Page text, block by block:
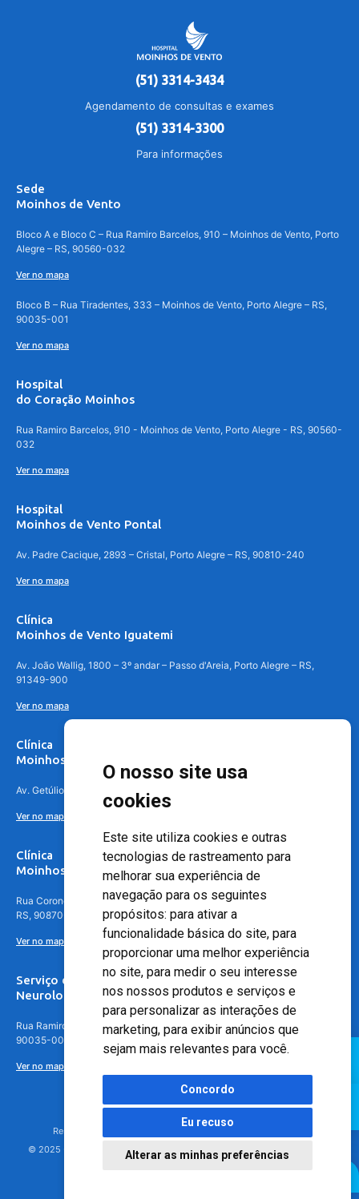
O nosso site usa
cookies
Este site utiliza cookies e outras
tecnologias de rastreamento para
melhorar sua experiência de
navegação para os seguintes
propósitos: para ativar a
funcionalidade básica do site, para
proporcionar uma melhor experiência
no site, para medir o seu interesse
nos nossos produtos e serviços e
para personalizar as interações de
marketing, para exibir anúncios que
sejam mais relevantes para você.
Concordo
Eu recuso
Alterar as minhas preferências
(51) 3314-3434
Agendamento de consultas e exames
(51) 3314-3300
Para informações
Sede
Moinhos de Vento
Bloco A e Bloco C – Rua Ramiro Barcelos, 910 – Moinhos de Vento, Porto
Alegre – RS, 90560-032
Ver no mapa
Bloco B – Rua Tiradentes, 333 – Moinhos de Vento, Porto Alegre – RS,
90035-001
Ver no mapa
Hospital
do Coração Moinhos
Rua Ramiro Barcelos, 910 - Moinhos de Vento, Porto Alegre - RS, 90560-
032
Ver no mapa
Hospital
Moinhos de Vento Pontal
Av. Padre Cacique, 2893 – Cristal, Porto Alegre – RS, 90810-240
Ver no mapa
Clínica
Moinhos de Vento Iguatemi
Av. João Wallig, 1800 – 3º andar – Passo d'Areia, Porto Alegre – RS,
91349-900
Ver no mapa
Clínica
Moinhos de Vento Canoas
Av. Getúlio Vargas, 4841 – Centro, Canoas – RS, 92010-010
Ver no mapa
Clínica
Moinhos de Vento - Teresópolis
Rua Coronel Aparício Borges, 250 - 3º andar - Teresópolis, Porto Alegre -
RS, 90870-016
Ver no mapa
Serviço de
Neurologia
Rua Ramiro Barcelos, 630 – 5º andar – Floresta, Porto Alegre – RS,
90035-001
Ver no mapa
Responsável Técnico: Dr. Luiz Antonio Nasi - CREMERS 11217
© 2025 - Hospital Moinhos de Vento - Registro Empresa (CRM-RS): 425